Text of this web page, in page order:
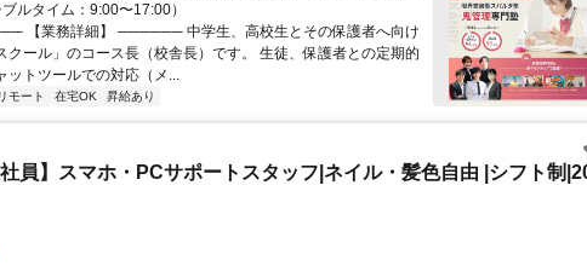
ルタイム：9:00〜17:00）
【業務詳細】 ────── 中学生、高校生とその保護者へ向け
クール」のコース長（校舎長）です。 生徒、保護者との定期的
ットツールでの対応（メ...
モート 在宅OK 昇給あり
社員】スマホ・PCサポートスタッフ|ネイル・髪色自由 |シフト制